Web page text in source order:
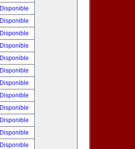
Disponible
Disponible
Disponible
Disponible
Disponible
Disponible
Disponible
Disponible
Disponible
Disponible
Disponible
Disponible